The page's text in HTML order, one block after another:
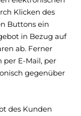
Klicken des
Buttons ein
in Bezug auf
ab. Ferner
per E-Mail, per
gegenüber
des Kunden